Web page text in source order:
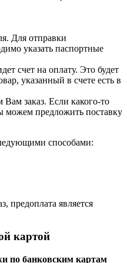
Для отправки
указать паспортные
счет на оплату. Это будет
указанный в счете есть в
заказ. Если какого-то
можем предложить поставку
способами:
предоплата является
картой
по банковским картам